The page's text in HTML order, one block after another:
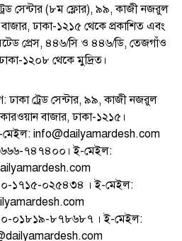
সেন্টার (৮ম ফ্লোর), ৯৯, কাজী নজরুল
ঢাকা-১২১৫ থেকে প্রকাশিত এবং
প্রেস, ৪৪৬/সি ও ৪৪৬/ডি, তেজগাঁও
১২০৮ থেকে মুদ্রিত।
ঢাকা ট্রেড সেন্টার, ৯৯, কাজী নজরুল
বাজার, ঢাকা-১২১৫।
info@dailyamardesh.com
৭৪৭৪০০। ই-মেইল:
১৭১৫-০২৫৪৩৪ । ই-মেইল:
০১৮১৯-৮৭৮৬৮৭ । ই-মেইল: